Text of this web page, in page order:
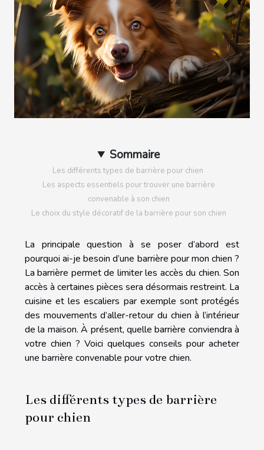
Sommaire
Les différents types de barrière pour chien
Les aspects essentiels pour trouver une barrière
convenable à son chien
Le choix du style décoratif de la barrière pour son chien
La principale question à se poser d’abord est
pourquoi ai-je besoin d’une barrière pour mon chien ?
La barrière permet de limiter les accès du chien. Son
accès à certaines pièces sera désormais restreint. La
cuisine et les escaliers par exemple sont protégés
des mouvements d’aller-retour du chien à l’intérieur
de la maison. À présent, quelle barrière conviendra à
votre chien ? Voici quelques conseils pour acheter
une barrière convenable pour votre chien.
Les différents types de barrière
pour chien